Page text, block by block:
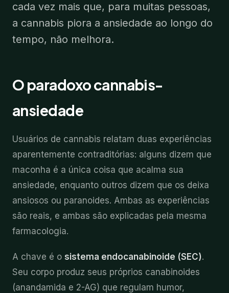
cada vez mais que, para muitas pessoas,
a cannabis piora a ansiedade ao longo do
tempo, não melhora.
O paradoxo cannabis-
ansiedade
Usuários de cannabis relatam duas experiências
aparentemente contraditórias: alguns dizem que
maconha é a única coisa que acalma sua
ansiedade, enquanto outros dizem que os deixa
ansiosos ou paranoides. Ambas as experiências
são reais, e ambas são explicadas pela mesma
farmacologia.
A chave é o sistema endocanabinoide (SEC).
Seu corpo produz seus próprios canabinoides
(anandamida e 2-AG) que regulam humor,